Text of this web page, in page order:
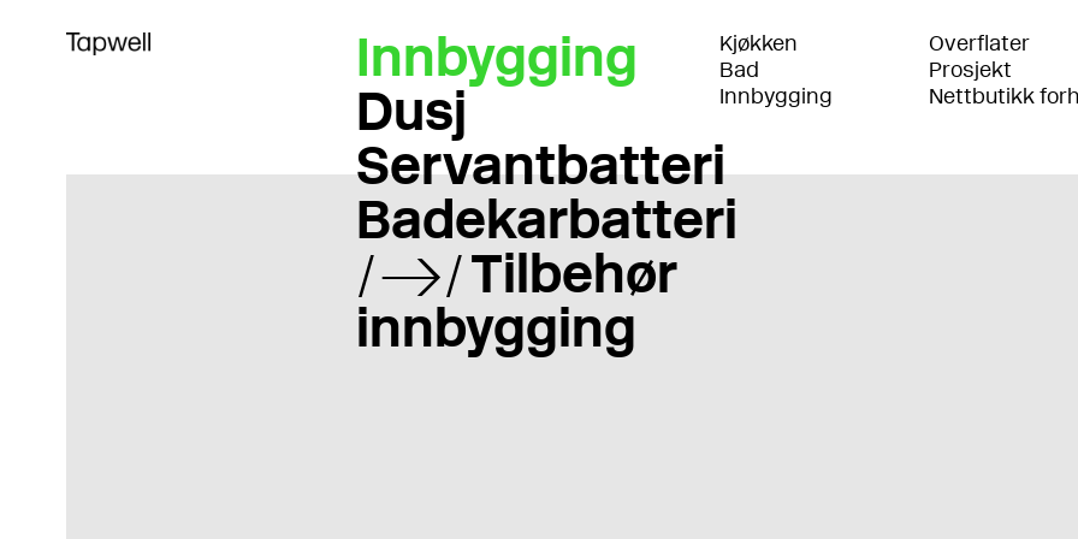
Innbygging
Dusj
Servantbatteri
Badekarbatteri
Tilbehør
innbygging
Kjøkken
Bad
Innbygging
Overflater
Prosjekt
Nettbutikk